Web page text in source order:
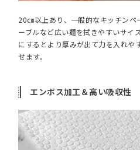
20㎝以上あり、一般的なキッチンペ
ーブルなど広い麺を拭きやすいサイ
にするとより厚みが出て力を入れや
せます。
エンボス加工＆高い吸収性